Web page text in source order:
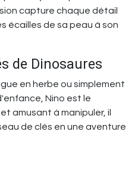
capture chaque détail
écailles de sa peau à son
de Dinosaures
en herbe ou simplement
Nino est le
amusant à manipuler, il
de clés en une aventure